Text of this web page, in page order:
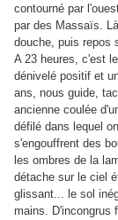
contourné par
par des Massaïs.
douche, puis repos
A 23 heures, c'est
dénivelé positif et
ans, nous guide,
ancienne coulée
défilé dans lequel
s'engouffrent des
les ombres de la
détache sur le ciel
glissant... le sol
mains. D'incongrus